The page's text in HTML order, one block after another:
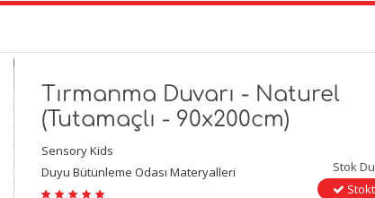
Tırmanma Duvarı - Naturel
(Tutamaçlı - 90x200cm)
Sensory Kids
Duyu Bütünleme Odası Materyalleri
Stok